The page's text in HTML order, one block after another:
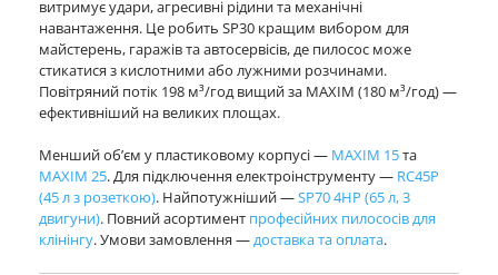
витримує удари, агресивні рідини та механічні
навантаження. Це робить SP30 кращим вибором для
майстерень, гаражів та автосервісів, де пилосос може
стикатися з кислотними або лужними розчинами.
Повітряний потік 198 м³/год вищий за MAXIM (180 м³/год) —
ефективніший на великих площах.
Менший об’єм у пластиковому корпусі — MAXIM 15та
MAXIM 25. Для підключення електроінструменту — RC45P
(45 л з розеткою). Найпотужніший —SP70 4HP (65 л, 3
двигуни). Повний асортимент професійних пилососів для
клінінгу. Умови замовлення —доставка та оплата.